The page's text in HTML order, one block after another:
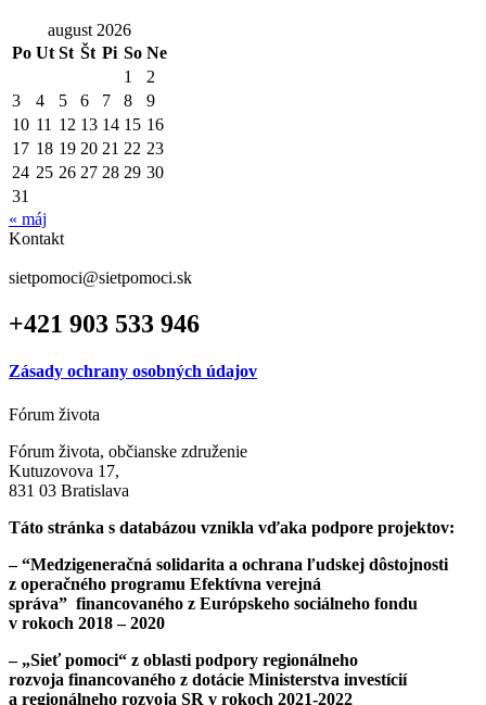
august 2026
Po Ut St Št Pi So Ne
1
2
3
4 5 6 7 8
9
10 11 12 13 14 15 16
17 18 19 20 21 22 23
24 25 26 27 28 29 30
31
« máj
Kontakt
sietpomoci@sietpomoci.sk
+421 903 533 946
Zásady ochrany osobných údajov
Fórum života
Fórum života, občianske združenie
Kutuzovova 17,
831 03 Bratislava
Táto stránka s databázou vznikla vďaka podpore projektov:
– “Medzigeneračná solidarita a ochrana ľudskej dôstojnosti
z operačného programu Efektívna verejná
správa” financovaného z Európskeho sociálneho fondu
v rokoch 2018 – 2020
– „Sieť pomoci“ z oblasti podpory regionálneho
rozvoja financovaného z dotácie Ministerstva investícií
a regionálneho rozvoja SR v rokoch 2021-2022